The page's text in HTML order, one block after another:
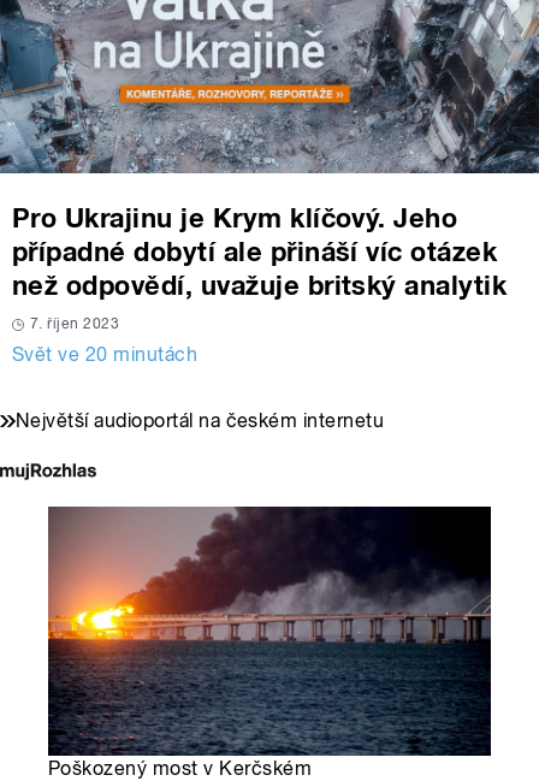
Pro Ukrajinu je Krym klíčový. Jeho
případné dobytí ale přináší víc otázek
než odpovědí, uvažuje britský analytik
7. říjen 2023
Svět ve 20 minutách
Největší audioportál na českém internetu
Poškozený most v Kerčském